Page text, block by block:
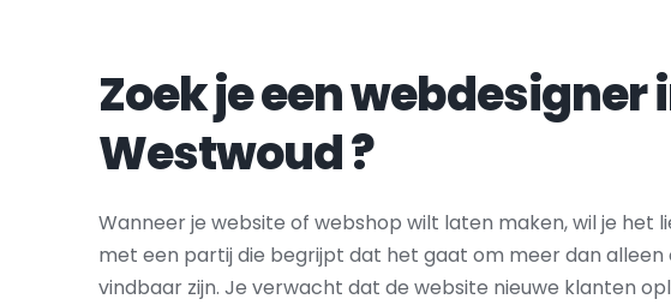
Westwoud ?
Wanneer je website of webshop wilt laten maken, wil je het
met een partij die begrijpt dat het gaat om meer dan alleen
vindbaar zijn. Je verwacht dat de website nieuwe klanten